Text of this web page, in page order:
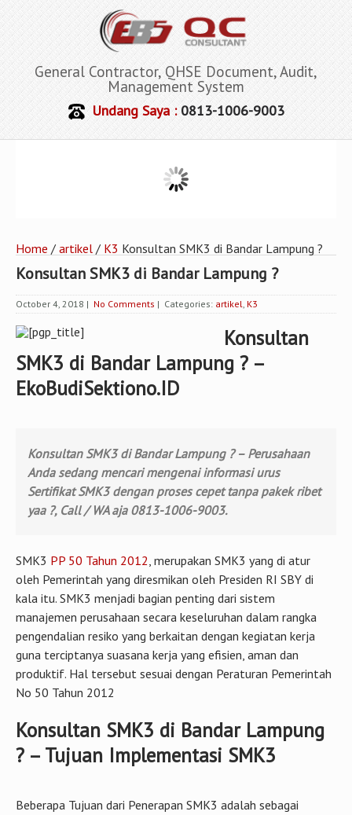
General Contractor, QHSE Document, Audit,
Management System
Undang Saya :0813-1006-9003
Home / artikel / K3 Konsultan SMK3 di Bandar Lampung ?
Konsultan SMK3 di Bandar Lampung ?
October 4, 2018 | No Comments | Categories: artikel, K3
Konsultan
SMK3 di Bandar Lampung ? –
EkoBudiSektiono.ID
Konsultan SMK3 di Bandar Lampung ? – Perusahaan
Anda sedang mencari mengenai informasi urus
Sertifikat SMK3 dengan proses cepet tanpa pakek ribet
yaa ?, Call / WA aja 0813-1006-9003.
SMK3 PP 50 Tahun 2012, merupakan SMK3 yang di atur
oleh Pemerintah yang diresmikan oleh Presiden RI SBY di
kala itu. SMK3 menjadi bagian penting dari sistem
manajemen perusahaan secara keseluruhan dalam rangka
pengendalian resiko yang berkaitan dengan kegiatan kerja
guna terciptanya suasana kerja yang efisien, aman dan
produktif. Hal tersebut sesuai dengan Peraturan Pemerintah
No 50 Tahun 2012
Konsultan SMK3 di Bandar Lampung
? – Tujuan Implementasi SMK3
Beberapa Tujuan dari Penerapan SMK3 adalah sebagai